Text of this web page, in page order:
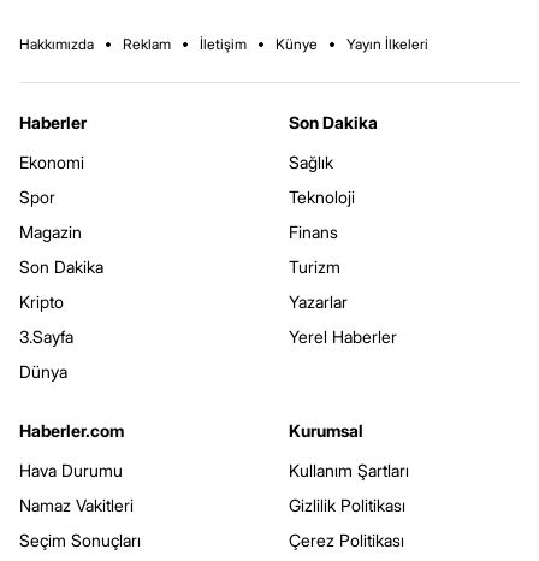
Hakkımızda Reklam İletişim Künye Yayın İlkeleri
Haberler
Ekonomi
Spor
Magazin
Son Dakika
Kripto
3.Sayfa
Dünya
Son Dakika
Sağlık
Teknoloji
Finans
Turizm
Yazarlar
Yerel Haberler
Haberler.com
Hava Durumu
Namaz Vakitleri
Seçim Sonuçları
Kurumsal
Kullanım Şartları
Gizlilik Politikası
Çerez Politikası